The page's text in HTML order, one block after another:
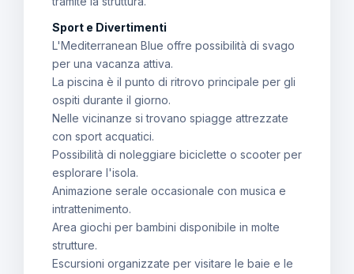
Sport e Divertimenti
L'Mediterranean Blue offre possibilità di svago
per una vacanza attiva.
La piscina è il punto di ritrovo principale per gli
ospiti durante il giorno.
Nelle vicinanze si trovano spiagge attrezzate
con sport acquatici.
Possibilità di noleggiare biciclette o scooter per
esplorare l'isola.
Animazione serale occasionale con musica e
intrattenimento.
Area giochi per bambini disponibile in molte
strutture.
Escursioni organizzate per visitare le baie e le